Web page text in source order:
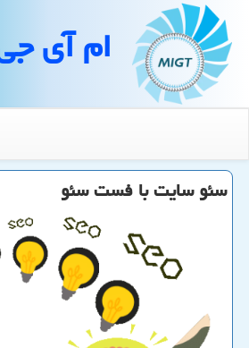
ام آی
سئو سایت با فست سئو